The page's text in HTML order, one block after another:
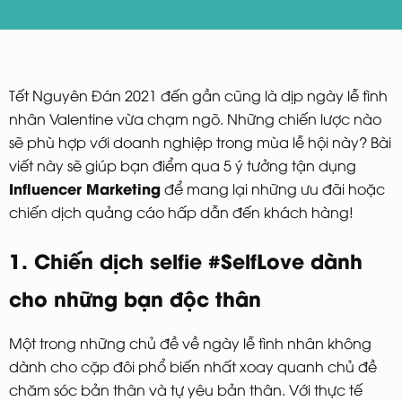
Tết Nguyên Đán 2021 đến gần cũng là dịp ngày lễ tình
nhân Valentine vừa chạm ngõ. Những chiến lược nào
sẽ phù hợp với doanh nghiệp trong mùa lễ hội này? Bài
viết này sẽ giúp bạn điểm qua 5 ý tưởng tận dụng
Influencer Marketingđể mang lại những ưu đãi hoặc
chiến dịch quảng cáo hấp dẫn đến khách hàng!
1. Chiến dịch selfie #SelfLove dành
cho những bạn độc thân
Một trong những chủ đề về ngày lễ tình nhân không
dành cho cặp đôi phổ biến nhất xoay quanh chủ đề
chăm sóc bản thân và tự yêu bản thân. Với thực tế